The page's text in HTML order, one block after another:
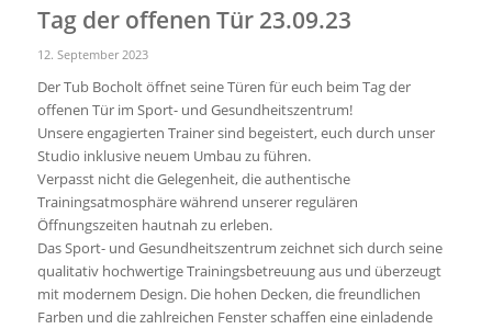
Tag der offenen Tür 23.09.23
12. September 2023
Der Tub Bocholt öffnet seine Türen für euch beim Tag der
offenen Tür im Sport- und Gesundheitszentrum!
Unsere engagierten Trainer sind begeistert, euch durch unser
Studio inklusive neuem Umbau zu führen.
Verpasst nicht die Gelegenheit, die authentische
Trainingsatmosphäre während unserer regulären
Öffnungszeiten hautnah zu erleben.
Das Sport- und Gesundheitszentrum zeichnet sich durch seine
qualitativ hochwertige Trainingsbetreuung aus und überzeugt
mit modernem Design. Die hohen Decken, die freundlichen
Farben und die zahlreichen Fenster schaffen eine einladende